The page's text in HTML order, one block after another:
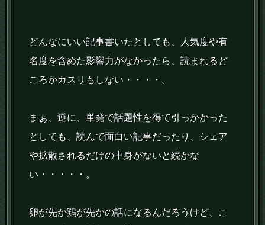
どんなにいい記事書いたとしても、人気度や有
名度を含めた影響力がなかったら、読まれるど
ころかカスリもしない・・・・。
まぁ、逆に、単発で話題性を得て引っかかった
としても、読んで面白い記事だったり、シェア
や拡散されるだけの中身がないと続かな
い・・・・・。
卵が先か鶏が先かの話になるんだろうけど、こ